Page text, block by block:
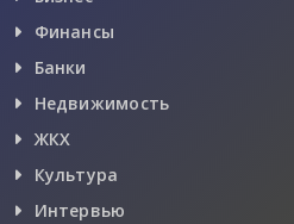
Финансы
Банки
Недвижимость
ЖКХ
Культура
Интервью